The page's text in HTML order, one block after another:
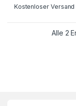
Kostenloser Versand
Alle 2